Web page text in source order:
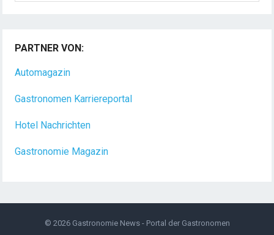
Dein Arbeitsplatz mit Urlaubsfeeling Chef de Rang
(m/w/d) Du bist Gastgeber aus Leidenschaft und
PARTNER VON:
Automagazin
Gastronomen Karriereportal
Hotel Nachrichten
Gastronomie Magazin
© 2026 Gastronomie News - Portal der Gastronomen